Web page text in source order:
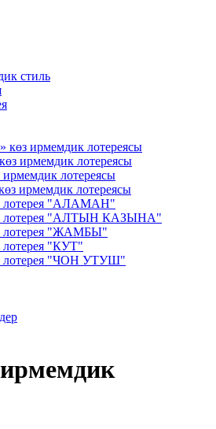
стиль
ирмемдик лотереясы
ирмемдик лотереясы
лотереясы
ирмемдик лотереясы
лотерея "АЛАМАН"
лотерея "АЛТЫН КАЗЫНА"
лотерея "ЖАМБЫ"
"КУТ"
лотерея "ЧОН УТУШ"